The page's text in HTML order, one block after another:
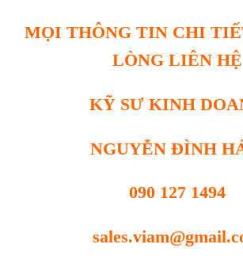
MỌI THÔNG TIN CHI
LÒNG LIÊN HỆ
KỸ SƯ KINH
NGUYỄN ĐÌNH
090 127 1494